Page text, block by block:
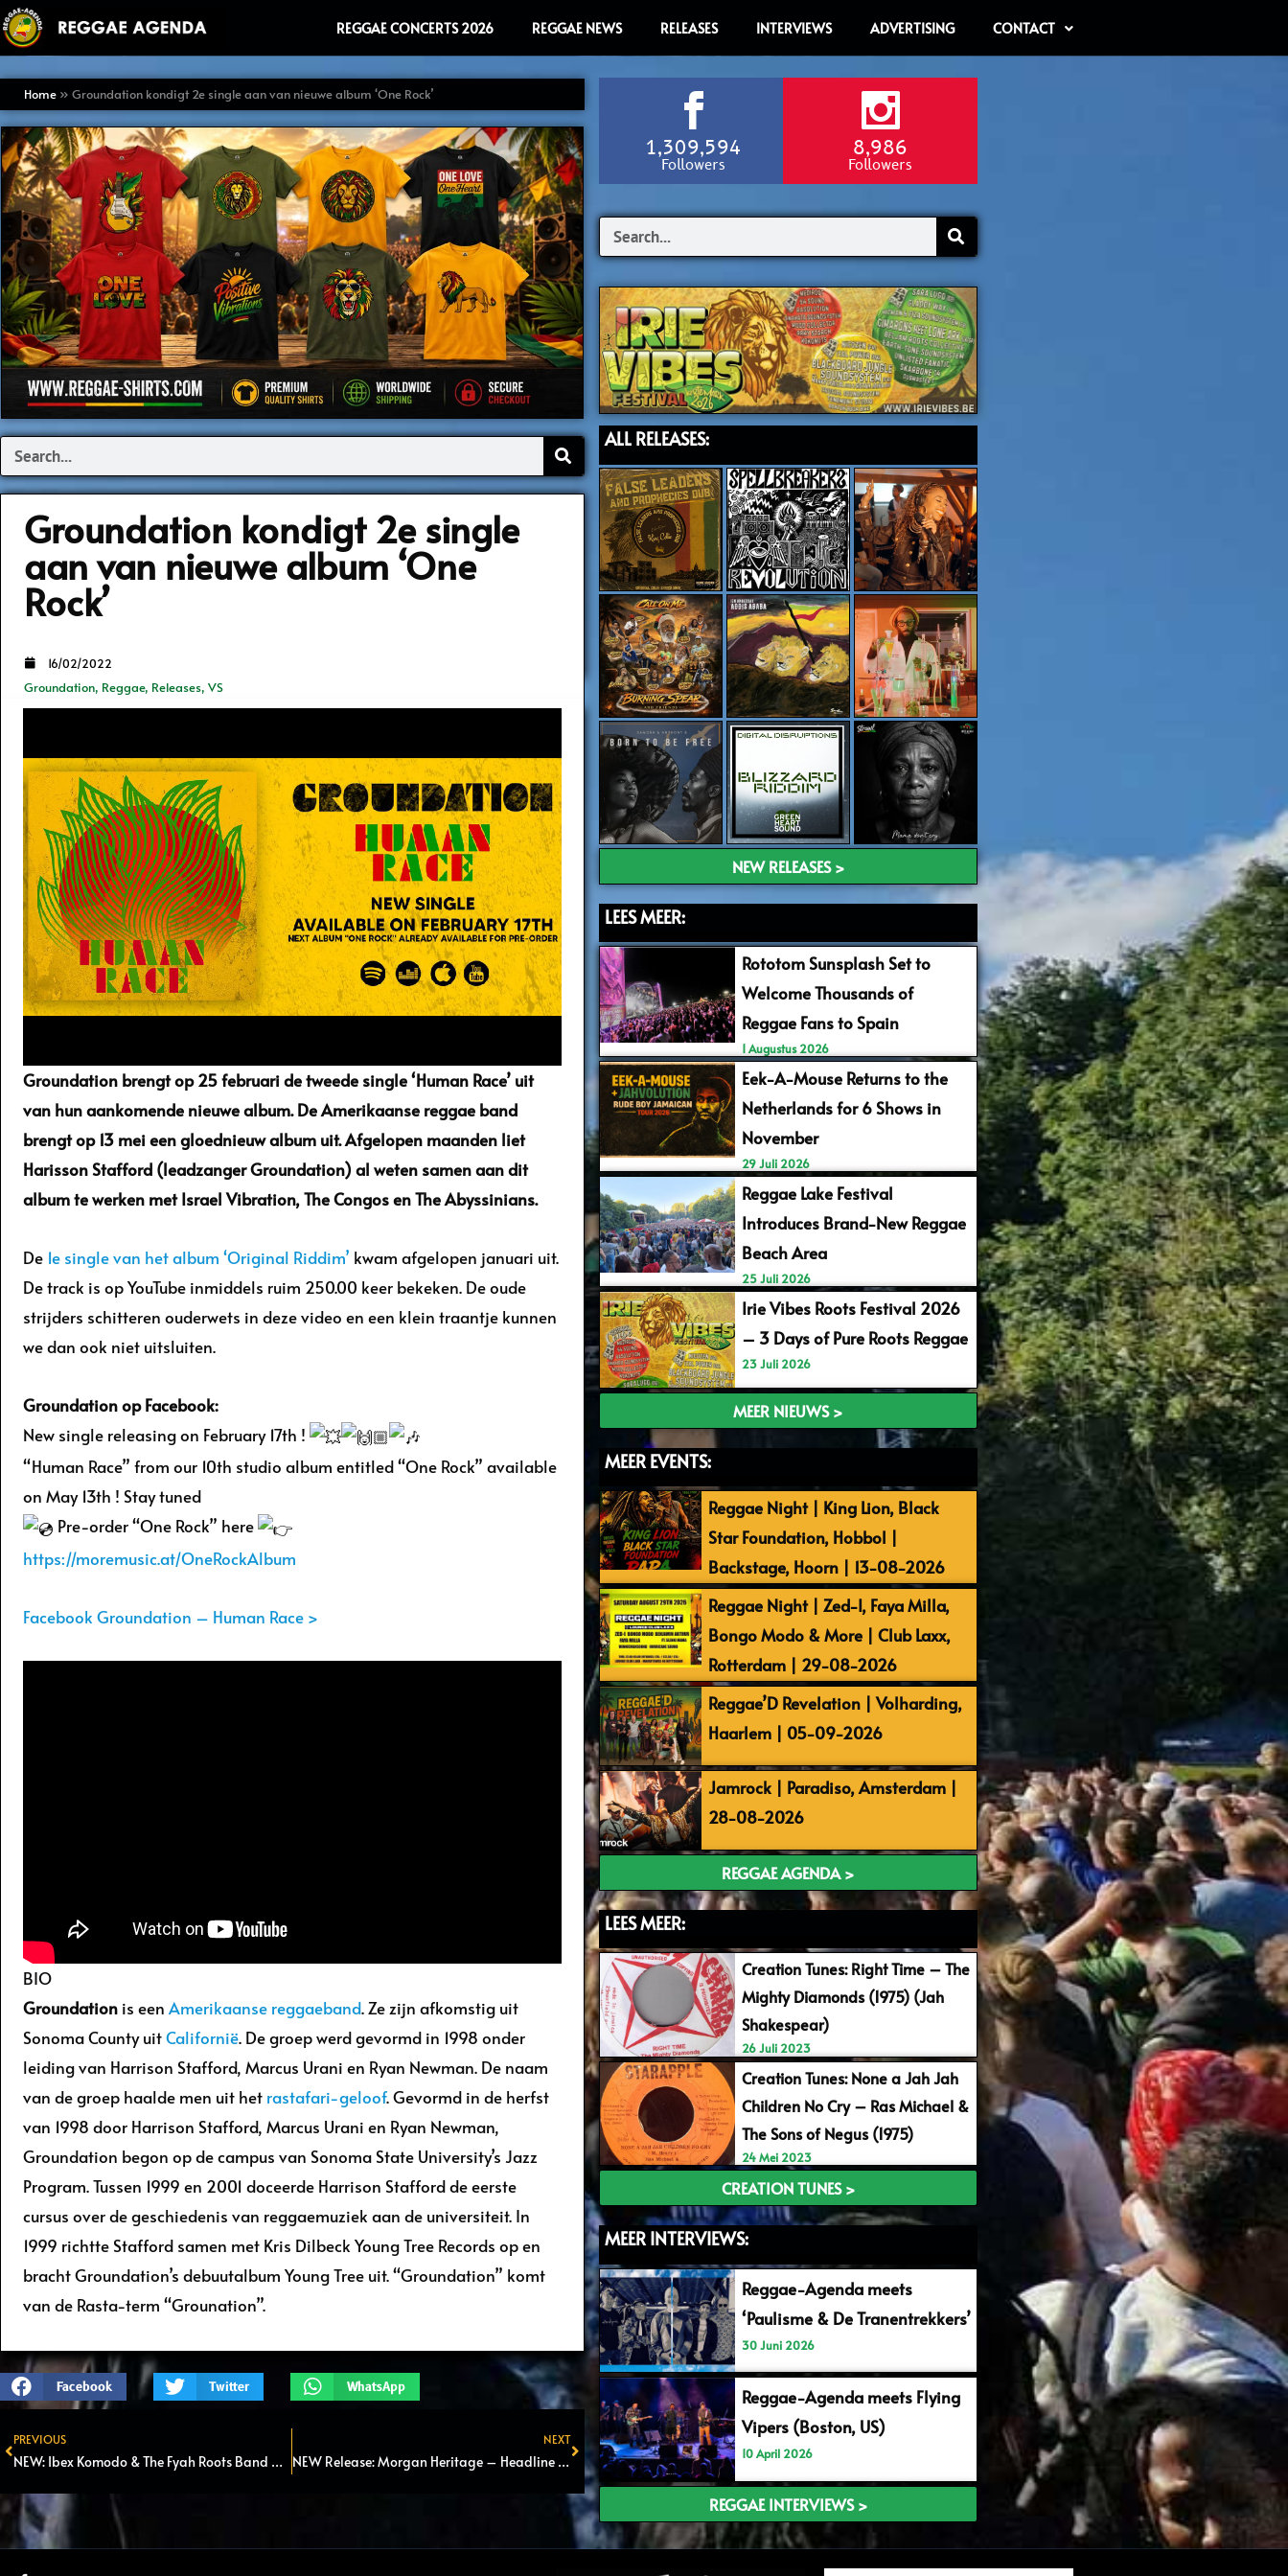
Ga
naar
inhoud
REGGAE CONCERTS 2026 REGGAE NEWS RELEASES INTERVIEWS ADVERTISING CONTACT
Home » Groundation kondigt 2e single aan van nieuwe album ‘One Rock’
Search
Groundation kondigt 2e single
aan van nieuwe album ‘One
Rock’
16/02/2022
Groundation, Reggae, Releases, VS
Groundation brengt op 25 februari de tweede single ‘Human Race’ uit
van hun aankomende nieuwe album. De Amerikaanse reggae band
brengt op 13 mei een gloednieuw album uit. Afgelopen maanden liet
Harisson Stafford (leadzanger Groundation) al weten samen aan dit
album te werken met Israel Vibration, The Congos en The Abyssinians.
De 1e single van het album ‘Original Riddim’ kwam afgelopen januari uit.
De track is op YouTube inmiddels ruim 250.00 keer bekeken. De oude
strijders schitteren ouderwets in deze video en een klein traantje kunnen
we dan ook niet uitsluiten.
Groundation op Facebook:
New single releasing on February 17th !
“Human Race” from our 10th studio album entitled “One Rock” available
on May 13th ! Stay tuned
Pre-order “One Rock” here
https://moremusic.at/OneRockAlbum
Facebook Groundation – Human Race >
BIO
Groundation is een Amerikaanse reggaeband. Ze zijn afkomstig uit
Sonoma County uitCalifornië. De groep werd gevormd in 1998 onder
leiding van Harrison Stafford, Marcus Urani en Ryan Newman. De naam
van de groep haalde men uit het rastafari-geloof. Gevormd in de herfst
van 1998 door Harrison Stafford, Marcus Urani en Ryan Newman,
Groundation begon op de campus van Sonoma State University’s Jazz
Program. Tussen 1999 en 2001 doceerde Harrison Stafford de eerste
cursus over de geschiedenis van reggaemuziek aan de universiteit. In
1999 richtte Stafford samen met Kris Dilbeck Young Tree Records op en
bracht Groundation’s debuutalbum Young Tree uit. “Groundation” komt
van de Rasta-term “Grounation”.
Facebook Twitter WhatsApp
Prev
PREVIOUS
NEW: Ibex Komodo & The Fyah Roots Band – Waiting (2022)
NEXT
NEW Release: Morgan Heritage – Headline Fi Di Frontpage (2022) Next
1,309,594
Followers
8,986
Followers
Search
ALL RELEASES:
NEW RELEASES >
LEES MEER:
Rototom Sunsplash Set to
Welcome Thousands of
Reggae Fans to Spain
1 Augustus 2026
Eek-A-Mouse Returns to the
Netherlands for 6 Shows in
November
29 Juli 2026
Reggae Lake Festival
Introduces Brand-New Reggae
Beach Area
25 Juli 2026
Irie Vibes Roots Festival 2026
– 3 Days of Pure Roots Reggae
23 Juli 2026
MEER NIEUWS >
MEER EVENTS:
Reggae Night | King Lion, Black
Star Foundation, Hobbol |
Backstage, Hoorn | 13-08-2026
Reggae Night | Zed-I, Faya Milla,
Bongo Modo & More | Club Laxx,
Rotterdam | 29-08-2026
Reggae’D Revelation | Volharding,
Haarlem | 05-09-2026
Jamrock | Paradiso, Amsterdam |
28-08-2026
REGGAE AGENDA >
LEES MEER:
Creation Tunes: Right Time – The
Mighty Diamonds (1975) (Jah
Shakespear)
26 Juli 2023
Creation Tunes: None a Jah Jah
Children No Cry – Ras Michael &
The Sons of Negus (1975)
24 Mei 2023
CREATION TUNES >
MEER INTERVIEWS:
Reggae-Agenda meets
‘Paulisme & De Tranentrekkers’
30 Juni 2026
Reggae-Agenda meets Flying
Vipers (Boston, US)
10 April 2026
REGGAE INTERVIEWS >